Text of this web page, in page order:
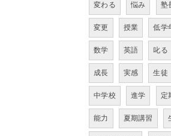
変わる 悩み 塾
変更 授業 低学
数学 英語 叱る
成長 実感 生徒
中学校 進学 定
能力 夏期講習